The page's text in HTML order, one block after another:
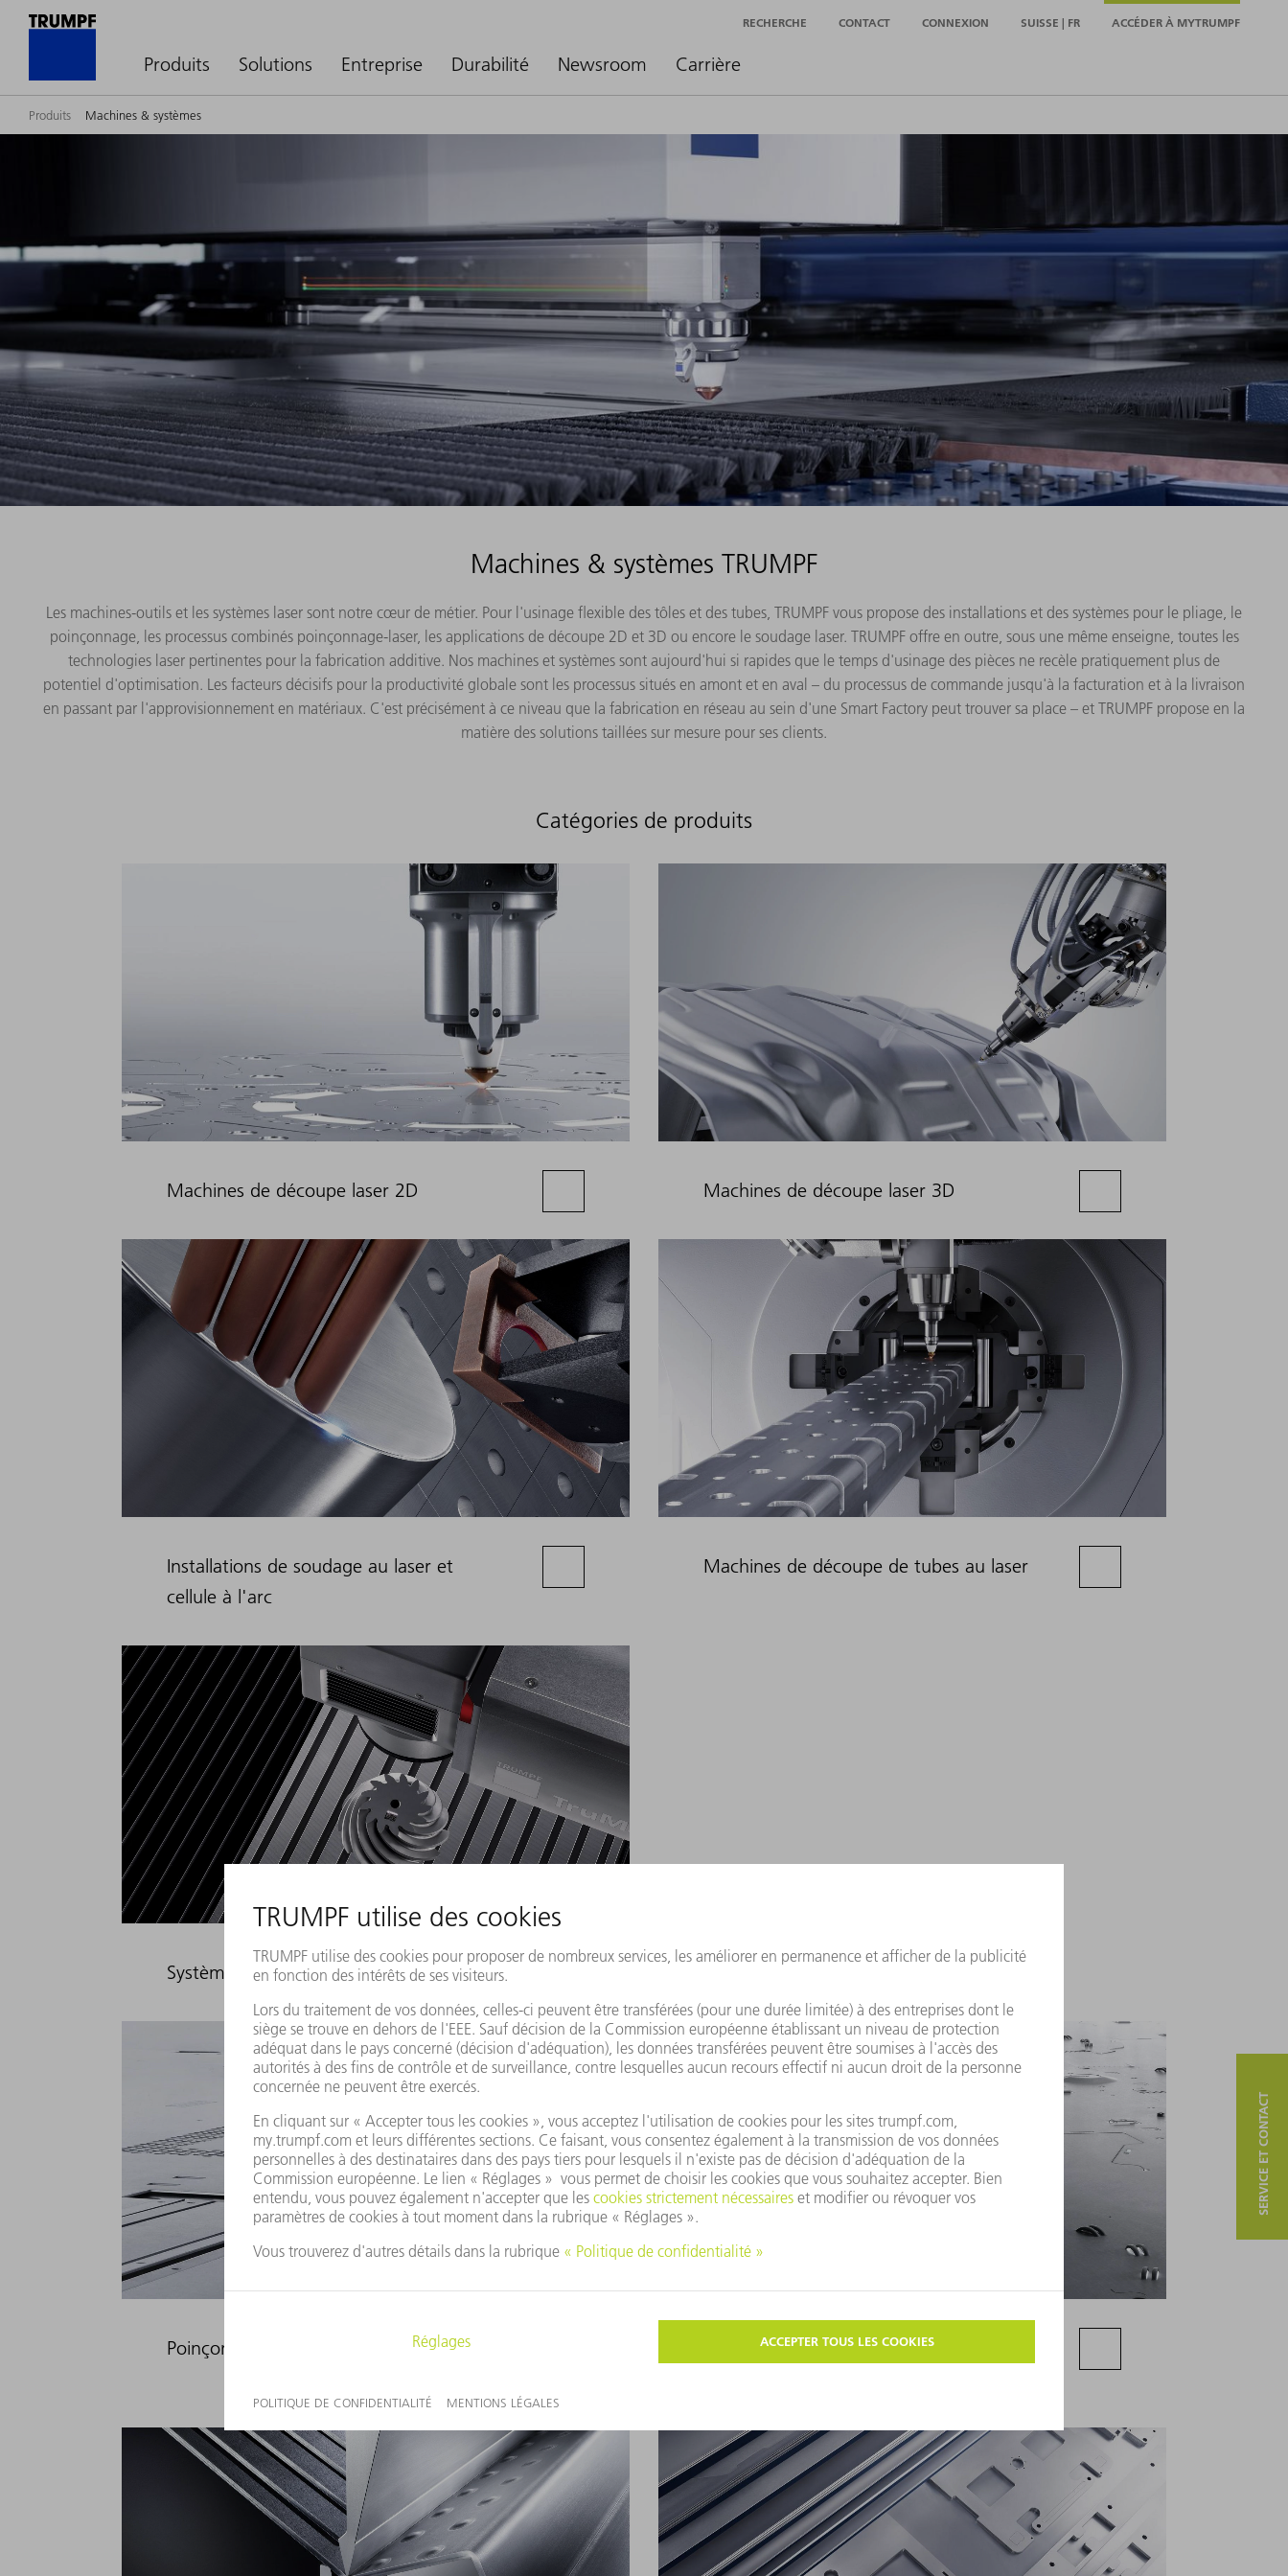
Produits Solutions Entreprise Durabilité Newsroom Carrière
RECHERCHE CONTACT CONNEXION SUISSE | FR ACCÉDER À MYTRUMPF
Produits Machines & systèmes
Machines & systèmes TRUMPF
Les machines-outils et les systèmes laser sont notre cœur de métier. Pour l'usinage flexible des tôles et des tubes, TRUMPF vous propose des installations et des systèmes pour le pliage, le
poinçonnage, les processus combinés poinçonnage-laser, les applications de découpe 2D et 3D ou encore le soudage laser. TRUMPF offre en outre, sous une même enseigne, toutes les
technologies laser pertinentes pour la fabrication additive. Nos machines et systèmes sont aujourd'hui si rapides que le temps d'usinage des pièces ne recèle pratiquement plus de
potentiel d'optimisation. Les facteurs décisifs pour la productivité globale sont les processus situés en amont et en aval – du processus de commande jusqu'à la facturation et à la livraison
en passant par l'approvisionnement en matériaux. C'est précisément à ce niveau que la fabrication en réseau au sein d'une Smart Factory peut trouver sa place – et TRUMPF propose en la
matière des solutions taillées sur mesure pour ses clients.
Catégories de produits
Machines de découpe laser 2D Machines de découpe laser 3D
Installations de soudage au laser et
cellule à l'arc
Machines de découpe de tubes au laser
Systèmes de marquage
Poinçonneuses
Machines combinées poinçonneuse-
SERVICE ET CONTACT